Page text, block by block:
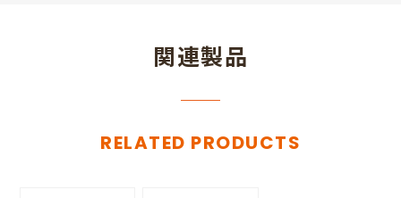
関連製品
RELATED PRODUCTS